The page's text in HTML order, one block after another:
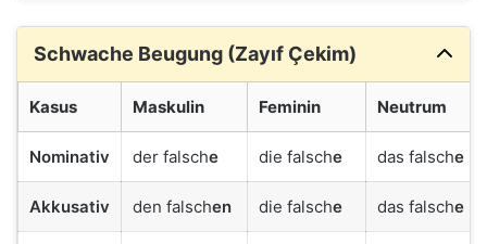
Schwache Beugung (Zayıf Çekim)
Kasus Maskulin Feminin Neutrum
Nominativ der falsche die falsche das falsche
Akkusativ den falschen die falsche das falsche